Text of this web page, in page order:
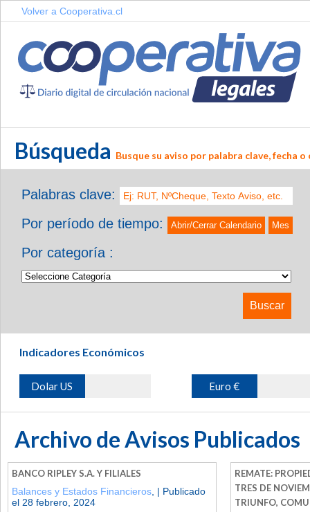
Volver a Cooperativa.cl
Búsqueda Busque su aviso por palabra clave, fecha
Palabras clave:
Por período de tiempo:
Abrir/Cerrar Calendario Mes
Por categoría :
Indicadores Económicos
Dolar US Euro €
Archivo de Avisos Publicados
BANCO RIPLEY S.A. Y FILIALES
Balances y Estados Financieros , | Publicado
el 28 febrero, 2024
REMATE:
TRES DE
TRIUNFO,